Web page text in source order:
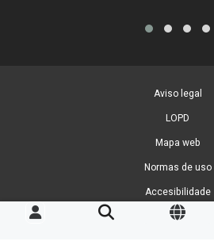
Aviso legal
LOPD
Mapa web
Normas de uso
Accesibilidade
Xestión de cookies